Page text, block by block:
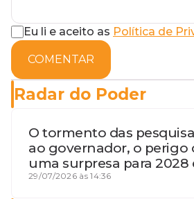
Eu li e aceito as Política de
COMENTAR
Radar do Poder
O tormento das
ao governador, o perigo
uma surpresa para 2028
terceira guerra mundial
29/07/2026 às 14:36